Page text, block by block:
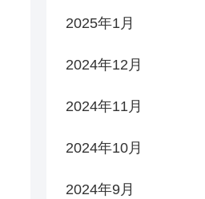
2025年1月
2024年12月
2024年11月
2024年10月
2024年9月